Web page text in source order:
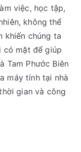
việc, học tập,
không thể
khiến chúng ta
có mặt để giúp
Tam Phước Biên
máy tính tại nhà
gian và công